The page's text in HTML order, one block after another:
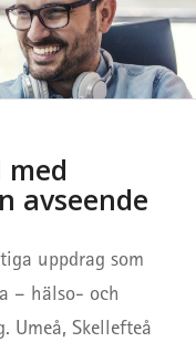
avseende
uppdrag som
– hälso- och
Umeå, Skellefteå